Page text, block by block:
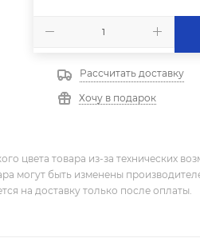
Рассчитать доставку
Хочу в подарок
цвета товара из-за технических
могут быть изменены
на доставку только после оплаты.